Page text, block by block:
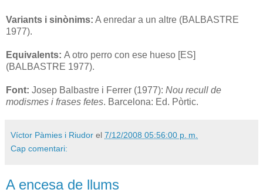
Variants i sinònims: A enredar a un altre (BALBASTRE
1977).
Equivalents: A otro perro con ese hueso [ES]
(BALBASTRE 1977).
Font: Josep Balbastre i Ferrer (1977): Nou recull de
modismes i frases fetes. Barcelona: Ed. Pòrtic.
Víctor Pàmies i Riudor el 7/12/2008 05:56:00 p. m.
Cap comentari:
A encesa de llums